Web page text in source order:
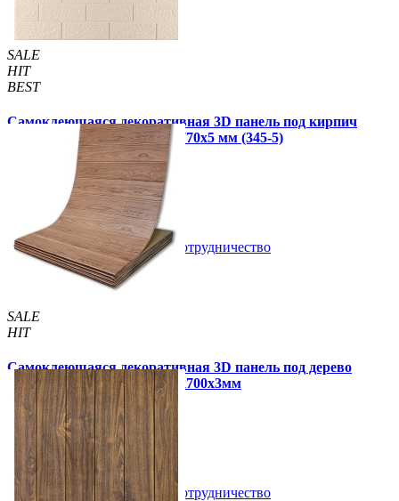
SALE
HIT
BEST
Самоклеющаяся декоративная 3D панель под кирпич
цвета слоновой кости 700x770x5 мм (345-5)
135 грн /шт
Купить В закладки Сотрудничество
SALE
HIT
Самоклеющаяся декоративная 3D панель под дерево
светлый дуб в рулоне 2800x700x3мм
320 грн /шт 450 грн/шт
Купить В закладки Сотрудничество